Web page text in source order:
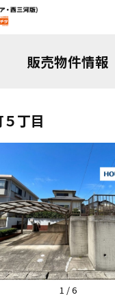
販売物件情報
丁目
1 /6